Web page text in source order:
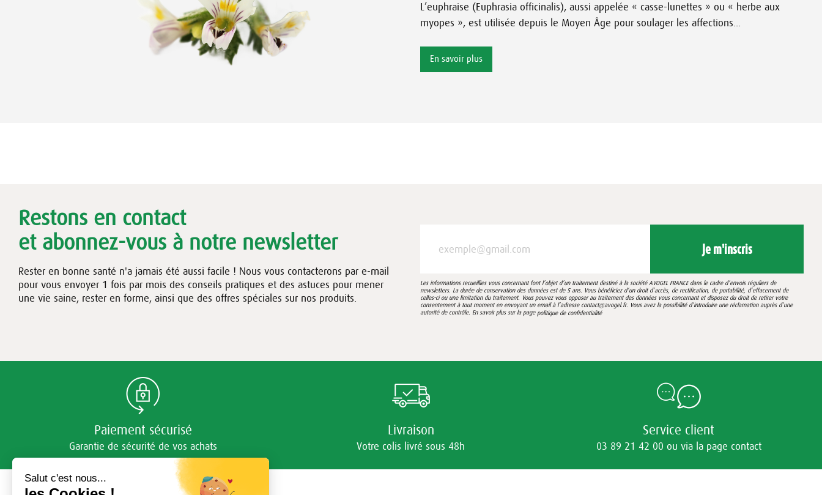
L’euphraise (Euphrasia officinalis), aussi appelée « casse-lunettes » ou « herbe aux
myopes », est utilisée depuis le Moyen Âge pour soulager les affections...
En savoir plus
Restons en contact
et abonnez-vous à notre newsletter
Rester en bonne santé n'a jamais été aussi facile ! Nous vous contacterons par e-mail
pour vous envoyer 1 fois par mois des conseils pratiques et des astuces pour mener
une vie saine, rester en forme, ainsi que des offres spéciales sur nos produits.
Je m'inscris
Les informations recueillies vous concernant font l’objet d’un traitement destiné à la société AVOGEL FRANCE dans le cadre d’envois réguliers de
newsletters. La durée de conservation des données est de 5 ans. Vous bénéficiez d’un droit d’accès, de rectification, de portabilité, d’effacement de
celles-ci ou une limitation du traitement. Vous pouvez vous opposer au traitement des données vous concernant et disposez du droit de retirer votre
consentement à tout moment en envoyant un email à l’adresse contact@avogel.fr. Vous avez la possibilité d’introduire une réclamation auprès d’une
autorité de contrôle. En savoir plus sur la page politique de confidentialité
Paiement sécurisé
Garantie de sécurité de vos achats
Livraison
Votre colis livré sous 48h
Service client
03 89 21 42 00 ou via la page contact